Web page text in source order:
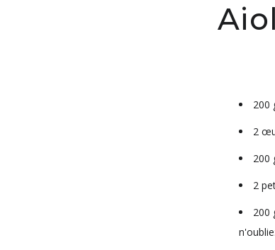
200
2
200
2
200